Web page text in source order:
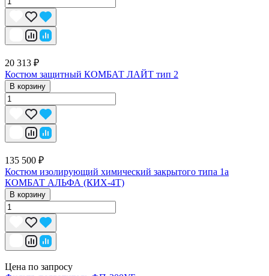
20 313 ₽
Костюм защитный КОМБАТ ЛАЙТ тип 2
В корзину
135 500 ₽
Костюм изолирующий химический закрытого типа 1a
КОМБАТ АЛЬФА (КИХ-4Т)
В корзину
Цена по запросу